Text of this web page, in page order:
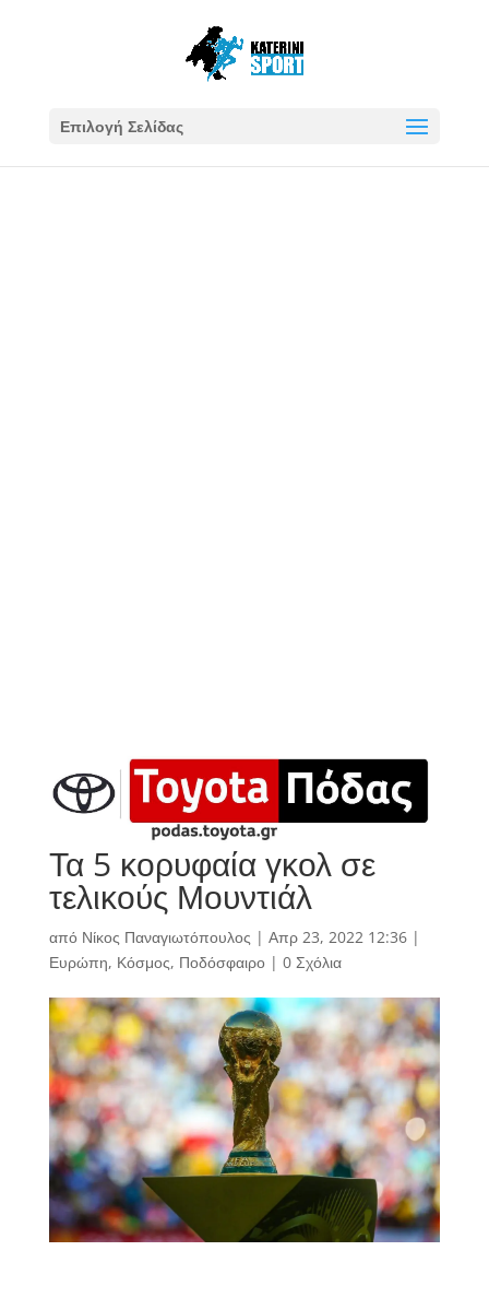
Επιλογή Σελίδας
Τα 5 κορυφαία γκολ σε
τελικούς Μουντιάλ
από Νίκος Παναγιωτόπουλος | Απρ 23, 2022 12:36|
Ευρώπη, Κόσμος, Ποδόσφαιρο| 0 Σχόλια